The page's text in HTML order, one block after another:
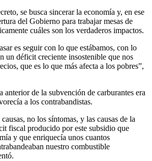
se busca sincerar la economía y, en ese
del Gobierno para trabajar mesas de
cuáles son los verdaderos impactos.
es seguir con lo que estábamos, con lo
un déficit creciente insostenible que nos
que es lo que más afecta a los pobres”,
anterior de la subvención de carburantes era
a los contrabandistas.
no los síntomas, y las causas de la
fiscal producido por este subsidio que
y que enriquecía unos cuantos
nuestro combustible